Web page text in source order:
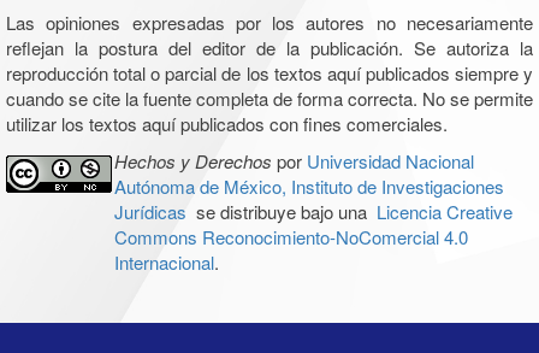
Las opiniones expresadas por los autores no necesariamente
reflejan la postura del editor de la publicación. Se autoriza la
reproducción total o parcial de los textos aquí publicados siempre y
cuando se cite la fuente completa de forma correcta. No se permite
utilizar los textos aquí publicados con fines comerciales.
Hechos y Derechos por Universidad Nacional
Autónoma de México, Instituto de Investigaciones
Jurídicas se distribuye bajo una Licencia Creative
Commons Reconocimiento-NoComercial 4.0
Internacional.